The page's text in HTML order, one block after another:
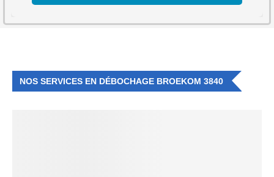
NOS SERVICES EN DÉBOCHAGE BROEKOM 3840